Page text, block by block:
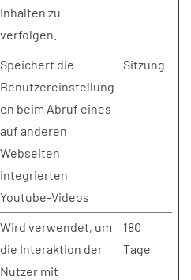
Inhalten zu
verfolgen.
Speichert die
Benutzereinstellung
en beim Abruf eines
auf anderen
Webseiten
integrierten
Youtube-Videos
Sitzung
Wird verwendet, um
die Interaktion der
Nutzer mit
180
Tage